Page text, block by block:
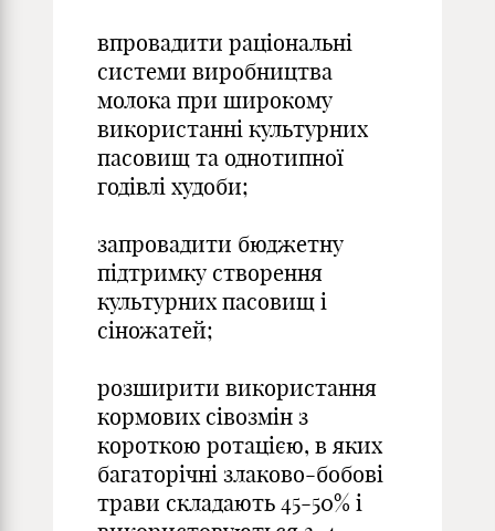
впровадити раціональні
системи виробництва
молока при широкому
використанні культурних
пасовищ та однотипної
годівлі худоби;
запровадити бюджетну
підтримку створення
культурних пасовищ і
сіножатей;
розширити використання
кормових сівозмін з
короткою ротацією, в яких
багаторічні злаково-бобові
трави складають 45-50% і